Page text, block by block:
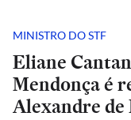
MINISTRO DO STF
Eliane
Mendonça é
Alexandre de